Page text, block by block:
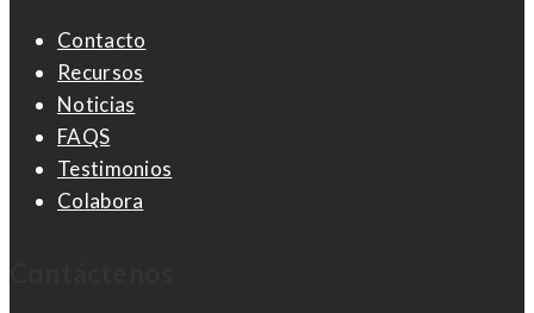
Contacto
Recursos
Noticias
FAQS
Testimonios
Colabora